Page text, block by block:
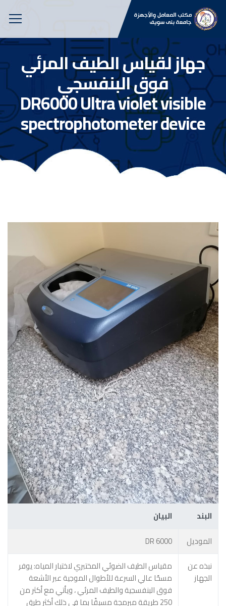
جهاز لقياس الطيف المرئي
فوق البنفسجي
DR6000 Ultra violet visible
spectrophotometer device
البند
البيان
الموديل
DR 6000
نبذه عن
الجهاز
مقياس الطيف الضوئي المختبري لاختبار المياه: يوفر
مسحًا عالي السرعة للأطوال الموجية عبر الأشعة
فوق البنفسجية والطيف المرئي ، ويأتي مع أكثر من
250 طريقة مبرمجة مسبقًا بما في ذلك أكثر طرق